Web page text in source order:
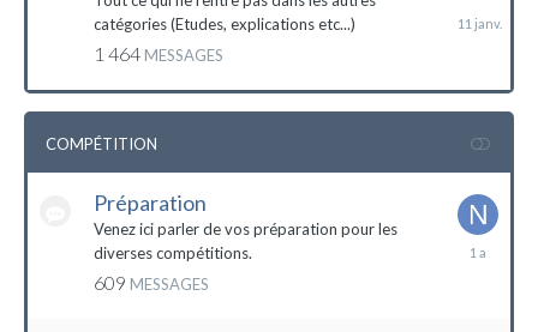
catégories (Etudes, explications etc...)
1 464 MESSAGES
COMPÉTITION
Préparation
Venez ici parler de vos préparation pour les
diverses compétitions.
609 MESSAGES
14